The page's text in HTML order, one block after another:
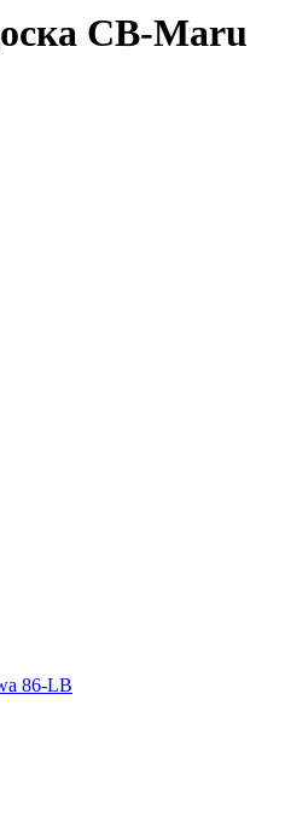
CB-Maru
86-LB